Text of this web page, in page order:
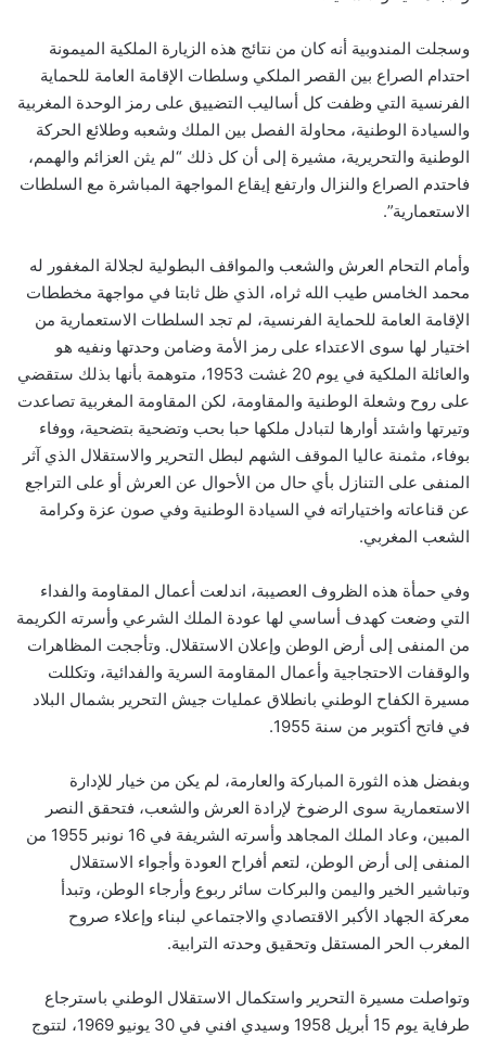
وسجلت المندوبية أنه كان من نتائج هذه الزيارة الملكية الميمونة
احتدام الصراع بين القصر الملكي وسلطات الإقامة العامة للحماية
الفرنسية التي وظفت كل أساليب التضييق على رمز الوحدة المغربية
والسيادة الوطنية، محاولة الفصل بين الملك وشعبه وطلائع الحركة
الوطنية والتحريرية، مشيرة إلى أن كل ذلك “لم يثن العزائم والهمم،
فاحتدم الصراع والنزال وارتفع إيقاع المواجهة المباشرة مع السلطات
الاستعمارية”.
وأمام التحام العرش والشعب والمواقف البطولية لجلالة المغفور له
محمد الخامس طيب الله ثراه، الذي ظل ثابتا في مواجهة مخططات
الإقامة العامة للحماية الفرنسية، لم تجد السلطات الاستعمارية من
اختيار لها سوى الاعتداء على رمز الأمة وضامن وحدتها ونفيه هو
والعائلة الملكية في يوم 20 غشت 1953، متوهمة بأنها بذلك ستقضي
على روح وشعلة الوطنية والمقاومة، لكن المقاومة المغربية تصاعدت
وتيرتها واشتد أوارها لتبادل ملكها حبا بحب وتضحية بتضحية، ووفاء
بوفاء، مثمنة عاليا الموقف الشهم لبطل التحرير والاستقلال الذي آثر
المنفى على التنازل بأي حال من الأحوال عن العرش أو على التراجع
عن قناعاته واختياراته في السيادة الوطنية وفي صون عزة وكرامة
الشعب المغربي.
وفي حمأة هذه الظروف العصيبة، اندلعت أعمال المقاومة والفداء
التي وضعت كهدف أساسي لها عودة الملك الشرعي وأسرته الكريمة
من المنفى إلى أرض الوطن وإعلان الاستقلال. وتأججت المظاهرات
والوقفات الاحتجاجية وأعمال المقاومة السرية والفدائية، وتكللت
مسيرة الكفاح الوطني بانطلاق عمليات جيش التحرير بشمال البلاد
في فاتح أكتوبر من سنة 1955.
وبفضل هذه الثورة المباركة والعارمة، لم يكن من خيار للإدارة
الاستعمارية سوى الرضوخ لإرادة العرش والشعب، فتحقق النصر
المبين، وعاد الملك المجاهد وأسرته الشريفة في 16 نونبر 1955 من
المنفى إلى أرض الوطن، لتعم أفراح العودة وأجواء الاستقلال
وتباشير الخير واليمن والبركات سائر ربوع وأرجاء الوطن، وتبدأ
معركة الجهاد الأكبر الاقتصادي والاجتماعي لبناء وإعلاء صروح
المغرب الحر المستقل وتحقيق وحدته الترابية.
وتواصلت مسيرة التحرير واستكمال الاستقلال الوطني باسترجاع
طرفاية يوم 15 أبريل 1958 وسيدي افني في 30 يونيو 1969، لتتوج